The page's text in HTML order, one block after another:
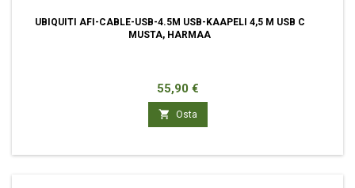
UBIQUITI AFI-CABLE-USB-4.5M USB-KAAPELI 4,5 M USB C
MUSTA, HARMAA
Hinta
55,90 €
 Osta